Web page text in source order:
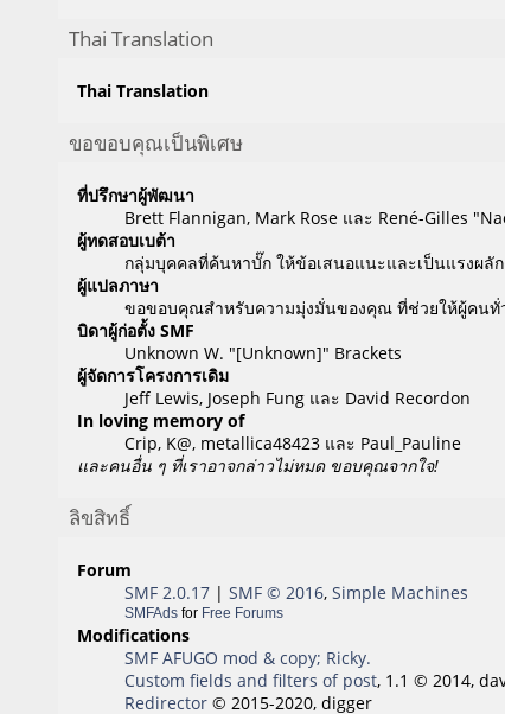
Thai Translation
Thai Translation
ขอขอบคุณเป็นพิเศษ
ที่ปรึกษาผู้พัฒนา
Brett Flannigan, Mark Rose และ René-Gilles
ผู้ทดสอบเบต้า
กลุ่มบุคคลที่ค้นหาบั๊ก ให้ข้อเสนอแนะและเป็นแรงผ
ผู้แปลภาษา
ขอขอบคุณสำหรับความมุ่งมั่นของคุณ ที่ช่วยให้ผู้คนทั่
บิดาผู้ก่อตั้ง SMF
Unknown W. "[Unknown]" Brackets
ผู้จัดการโครงการเดิม
Jeff Lewis, Joseph Fung และ David Recordon
In loving memory of
Crip, K@, metallica48423 และ Paul_Pauline
และคนอื่น ๆ ที่เราอาจกล่าวไม่หมด ขอบคุณจากใจ!
ลิขสิทธิ์
Forum
SMF 2.0.17 |SMF © 2016,Simple Machines
SMFAds for Free Forums
Modifications
SMF AFUGO mod & copy; Ricky.
Custom fields and filters of post, 1.1 © 2014,
Redirector © 2015-2020, digger